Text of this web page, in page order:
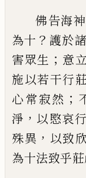
佛告海神
為十 ？ 護於
害眾生 ； 意
施以若干行
心常寂然 ；
淨 ， 以愍哀行
殊異 ， 以致
為十法致乎